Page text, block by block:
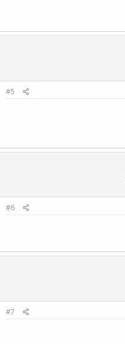
#5
#6
#7